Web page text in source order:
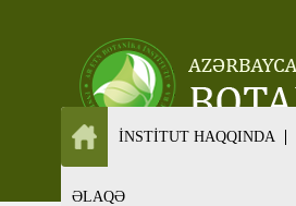
İNSTİTUT HAQQINDA
ƏLAQƏ